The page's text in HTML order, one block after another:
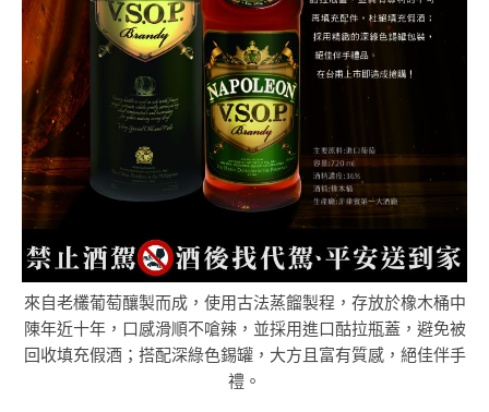
來自老欉葡萄釀製而成，使用古法蒸餾製程，存放於橡木桶中
陳年近十年，口感滑順不嗆辣，並採用進口酤拉瓶蓋，避免被
回收填充假酒；搭配深綠色錫罐，大方且富有質感，絕佳伴手
禮。